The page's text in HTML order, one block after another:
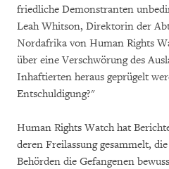
friedliche Demonstranten
Leah Whitson, Direktorin der
Nordafrika von Human Rights
über eine Verschwörung des
Inhaftierten heraus geprügelt
Entschuldigung?"
Human Rights Watch hat
deren Freilassung gesammelt,
Behörden die Gefangenen